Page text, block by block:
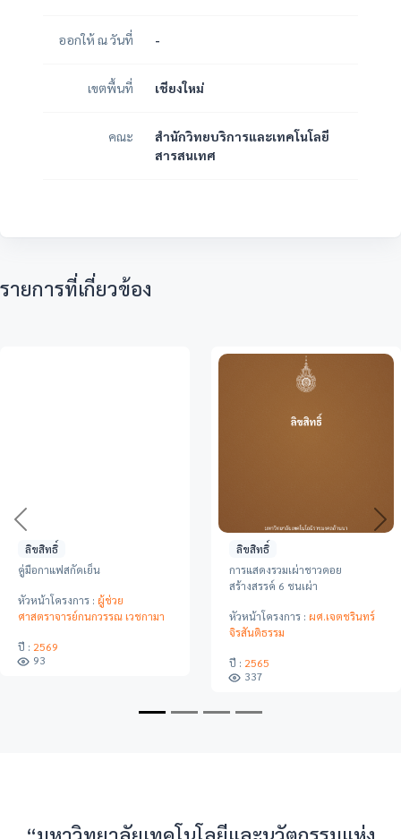
ออกให้ ณ วันที่ -
เขตพื้นที่ เชียงใหม่
คณะ
สำนักวิทยบริการและเทคโนโลยี
สารสนเทศ
รายการที่เกี่ยวข้อง
ลิขสิทธิ์
คู่มือกาแฟสกัดเย็น
หัวหน้าโครงการ : ผู้ช่วย
ศาสตราจารย์กนกวรรณ เวชกามา
ปี : 2569
93
ลิขสิทธิ์
การแสดงรวมเผ่าชาวดอย
สร้างสรรค์ 6 ชนเผ่า
หัวหน้าโครงการ : ผศ.เจตชรินทร์
จิรสันติธรรม
ปี : 2565
337
Previous